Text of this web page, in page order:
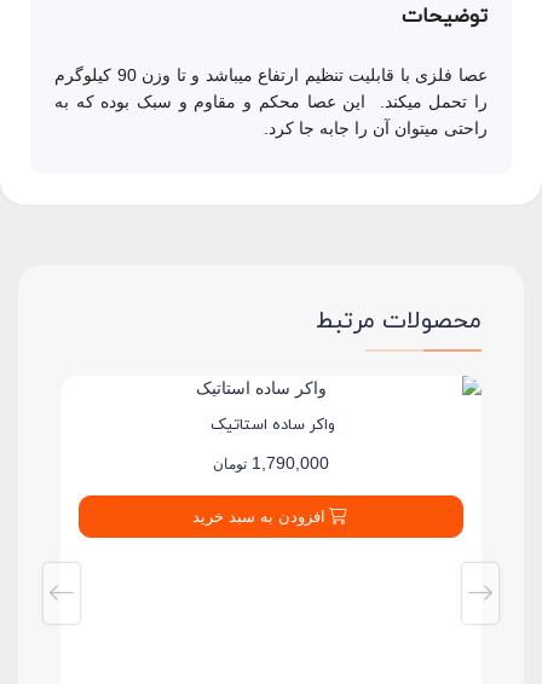
توضیحات
عصا فلزی با قابلیت تنظیم ارتفاع میباشد و تا وزن 90 کیلوگرم
را تحمل میکند. این عصا محکم و مقاوم و سبک بوده که به
راحتی میتوان آن را جابه جا کرد.
محصولات مرتبط
واکر ساده استاتیک
1,790,000 تومان
افزودن به سبد خرید